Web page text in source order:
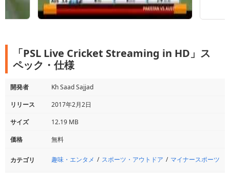
「PSL Live Cricket Streaming in HD」ス
ペック・仕様
開発者
Kh Saad Sajjad
リリース
2017年2月2日
サイズ
12.19 MB
価格
無料
カテゴリ 趣味・エンタメ スポーツ・アウトドア マイナースポーツ